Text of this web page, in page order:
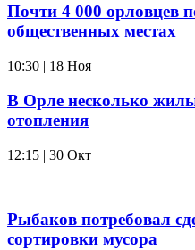
Почти 4 000 орловцев
общественных местах
10:30 | 18 Ноя
В Орле несколько
отопления
12:15 | 30 Окт
Рыбаков потребовал
сортировки мусора